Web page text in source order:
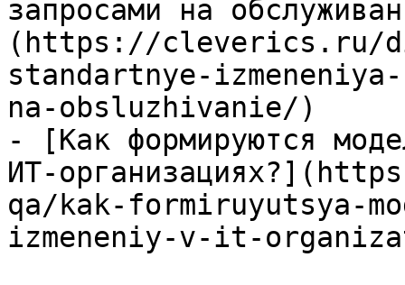
запросами на
(https://cleverics.ru/
standartnye-
na-obsluzhivanie/)
- [Как формируются
ИТ-
qa/kak-formiruyutsya-
izmeneniy-v-it-